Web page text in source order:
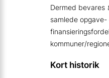
Dermed bevares
samlede opgave-
kommuner/
Kort historik